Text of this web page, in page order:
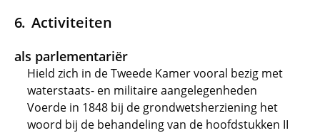
Activiteiten
als parlementariër
Hield zich in de Tweede Kamer vooral bezig met
waterstaats- en militaire aangelegenheden
Voerde in 1848 bij de grondwetsherziening het
woord bij de behandeling van de hoofdstukken II